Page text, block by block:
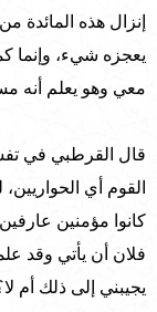
إنزال هذه المائدة
يعجزه شيء، وإنما
معي وهو يعلم أنه
قال القرطبي في
القوم أي
كانوا مؤمنين
فلان أن يأتي وقد
يجيبني إلى ذلك أم